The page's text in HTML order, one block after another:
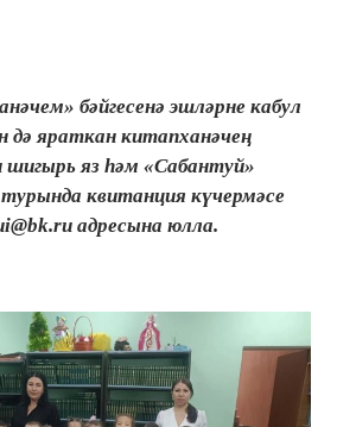
бәйгесенә эшләрне кабул
дә яраткан китапханәчең
яз һәм «Сабантуй»
квитанция күчермәсе
адресына юлла.